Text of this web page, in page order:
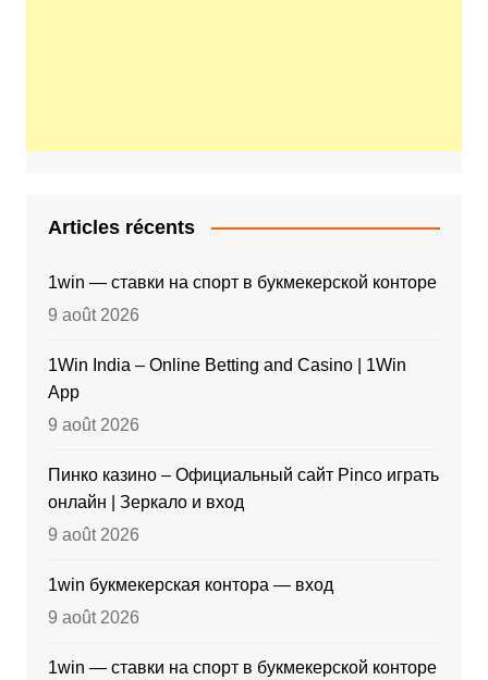
Articles récents
1win — ставки на спорт в букмекерской конторе
9 août 2026
1Win India – Online Betting and Casino | 1Win
App
9 août 2026
Пинко казино – Официальный сайт Pinco играть
онлайн | Зеркало и вход
9 août 2026
1win букмекерская контора — вход
9 août 2026
1win — ставки на спорт в букмекерской конторе